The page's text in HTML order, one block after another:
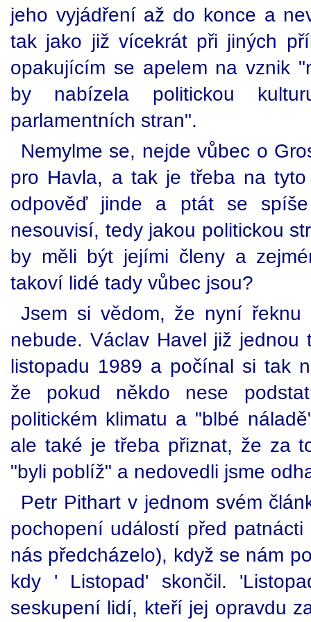
jeho vyjádření až do konce a
tak jako již vícekrát při jiných
opakujícím se apelem na vznik
by nabízela politickou
parlamentních stran".
Nemylme se, nejde vůbec o
pro Havla, a tak je třeba na
odpověď jinde a ptát se
nesouvisí, tedy jakou politickou
by měli být jejími členy a
takoví lidé tady vůbec jsou?
Jsem si vědom, že nyní
nebude. Václav Havel již jednou
listopadu 1989 a počínal si tak
že pokud někdo nese
politickém klimatu a "blbé
ale také je třeba přiznat, že za
"byli poblíž" a nedovedli jsme
Petr Pithart v jednom svém
pochopení událostí před
nás předcházelo), když se nám
kdy ' Listopad' skončil.
seskupení lidí, kteří jej opravdu